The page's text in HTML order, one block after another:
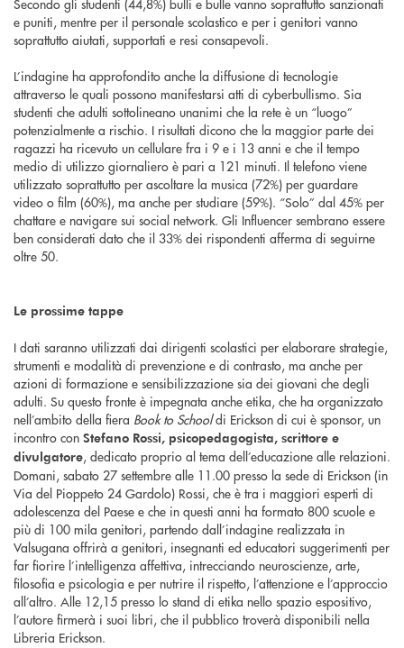
Secondo gli studenti (44,8%) bulli e bulle vanno soprattutto sanzionati
e puniti, mentre per il personale scolastico e per i genitori vanno
soprattutto aiutati, supportati e resi consapevoli.
L’indagine ha approfondito anche la diffusione di tecnologie
attraverso le quali possono manifestarsi atti di cyberbullismo. Sia
studenti che adulti sottolineano unanimi che la rete è un “luogo”
potenzialmente a rischio. I risultati dicono che la maggior parte dei
ragazzi ha ricevuto un cellulare fra i 9 e i 13 anni e che il tempo
medio di utilizzo giornaliero è pari a 121 minuti. Il telefono viene
utilizzato soprattutto per ascoltare la musica (72%) per guardare
video o film (60%), ma anche per studiare (59%). “Solo” dal 45% per
chattare e navigare sui social network. Gli Influencer sembrano essere
ben considerati dato che il 33% dei rispondenti afferma di seguirne
oltre 50.
Le prossime tappe
I dati saranno utilizzati dai dirigenti scolastici per elaborare strategie,
strumenti e modalità di prevenzione e di contrasto, ma anche per
azioni di formazione e sensibilizzazione sia dei giovani che degli
adulti. Su questo fronte è impegnata anche etika, che ha organizzato
nell’ambito della fiera Book to Schooldi Erickson di cui è sponsor, un
incontro con Stefano Rossi, psicopedagogista, scrittore e
divulgatore, dedicato proprio al tema dell’educazione alle relazioni.
Domani, sabato 27 settembre alle 11.00 presso la sede di Erickson (in
Via del Pioppeto 24 Gardolo) Rossi, che è tra i maggiori esperti di
adolescenza del Paese e che in questi anni ha formato 800 scuole e
più di 100 mila genitori, partendo dall’indagine realizzata in
Valsugana offrirà a genitori, insegnanti ed educatori suggerimenti per
far fiorire l’intelligenza affettiva, intrecciando neuroscienze, arte,
filosofia e psicologia e per nutrire il rispetto, l’attenzione e l’approccio
all’altro. Alle 12,15 presso lo stand di etika nello spazio espositivo,
l’autore firmerà i suoi libri, che il pubblico troverà disponibili nella
Libreria Erickson.